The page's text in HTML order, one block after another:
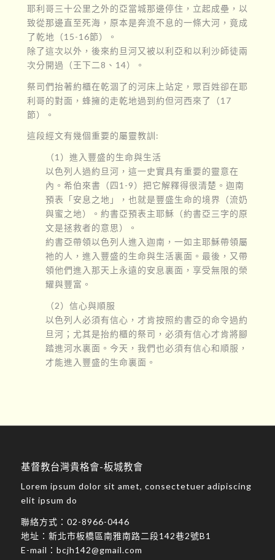
耶利哥三十公里之外的亞當城那邊停住，立起成壘，以
致從那邊直至死海，原本是奔流不息的一條大河，竟成
了乾地（15-16節）。
除了這次以外，後來約旦河又被以利亞和以利沙師徒兩
次分開過（王下二8、14）。
祭司們抬著約櫃在乾涸了的河床上站定，眾百姓卻在耶
利哥的對面，蜂擁的走乾地過到約但河西來了（17
節）。
這段經文有幾個重要的屬靈教訓:
（1）進入豐盛的生命與生活
以色列人過約旦河，這一史實具有重要的靈意在
內。希伯來書（四1-9）把它解釋得很清楚。迦南
預表「安息之地」，也就是豐盛生命的境界（流奶
與蜜之地）。約書亞預表主耶穌（約書亞三字的原
文是拯救者的意思）。
約書亞帶領以色列人進入迦南，一如主耶穌帶領屬
祂的人，進入豐盛的生命與生活裏面。最後，又帶
領他們進入那天上永遠的安息裏面，享受無限的榮
耀與豐富。
（2）信心與順服
以色列人必須有信心，才肯按照約書亞的命令過約
旦河；尤其是抬約櫃的祭司，必須有信心才肯將腳
踏進河水裏面。今天，我們也必須有信心和順服，
才能進入豐盛的生命裏面。
基督教台灣貴格會-板城教會
Lorem ipsum dolor sit amet, consectetuer adipiscing
elit ipsum do
聯絡方式： 02-8966-0446
地址： 新北市板橋區南雅南路二段142巷2號B1
E-mail： bcjh142@gmail.com